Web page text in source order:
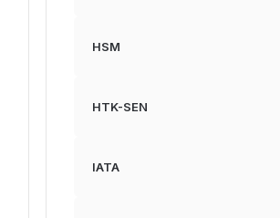
HSM
HTK-SEN
IATA